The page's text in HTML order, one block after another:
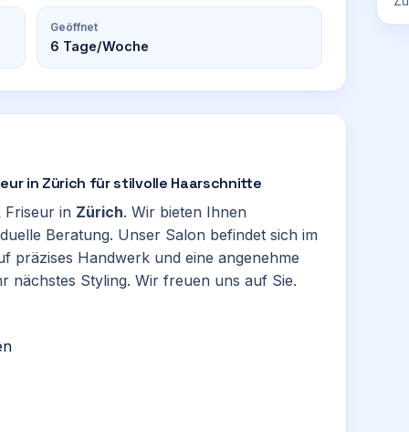
Geöffnet
6 Tage/Woche
in Zürich für stilvolle Haarschnitte
in Zürich. Wir bieten Ihnen
Beratung. Unser Salon befindet sich im
präzises Handwerk und eine angenehme
nächstes Styling. Wir freuen uns auf Sie.